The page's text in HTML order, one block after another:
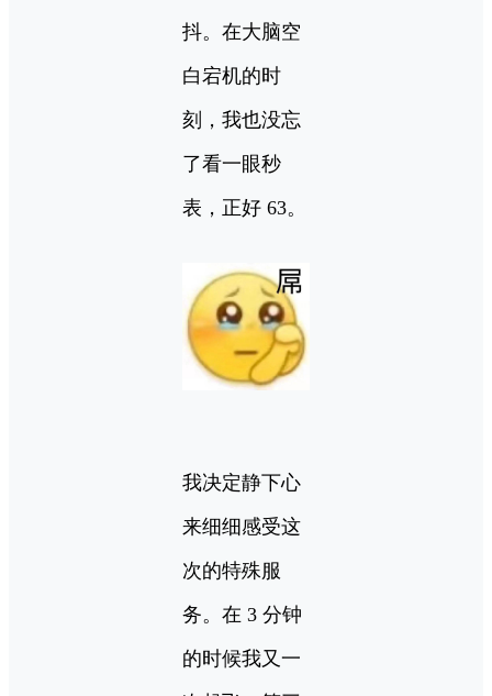
抖。在大脑空
白宕机的时
刻，我也没忘
了看一眼秒
表，正好 63。
我决定静下心
来细细感受这
次的特殊服
务。在 3 分钟
的时候我又一